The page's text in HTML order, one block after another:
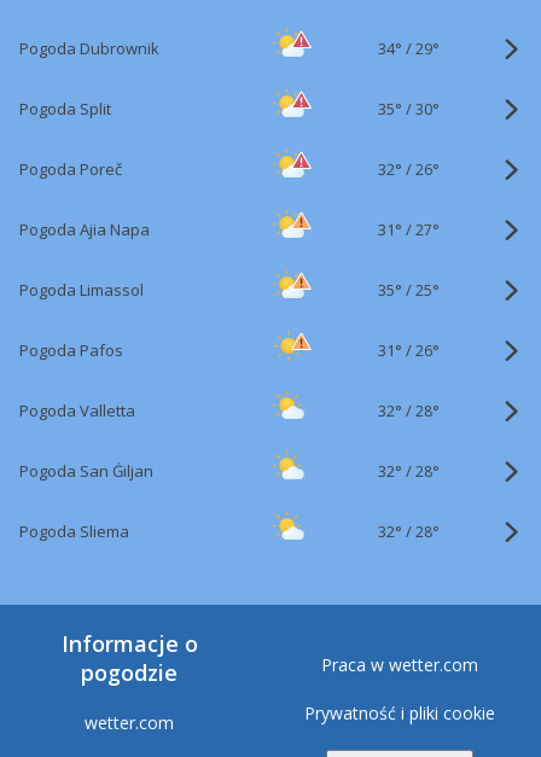
Pogoda Dubrownik 34° /29°
Pogoda Split 35° /30°
Pogoda Poreč 32° /26°
Pogoda Ajia Napa 31° /27°
Pogoda Limassol 35° /25°
Pogoda Pafos 31° /26°
Pogoda Valletta 32° /28°
Pogoda San Ġiljan 32° /28°
Pogoda Sliema 32° /28°
Informacje o
pogodzie
wetter.com
Praca w wetter.com
Prywatność i pliki cookie